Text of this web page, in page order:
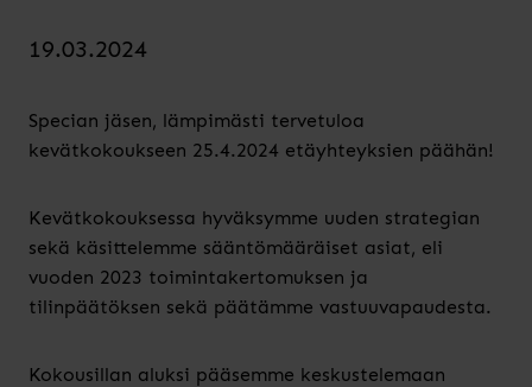
19.03.2024
Specian jäsen, lämpimästi tervetuloa
kevätkokoukseen 25.4.2024 etäyhteyksien päähän!
Kevätkokouksessa hyväksymme uuden strategian
sekä käsittelemme sääntömääräiset asiat, eli
vuoden 2023 toimintakertomuksen ja
tilinpäätöksen sekä päätämme vastuuvapaudesta.
Kokousillan aluksi pääsemme keskustelemaan